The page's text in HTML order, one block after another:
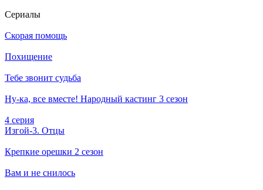
Се­риа­лы
Скорая помощь
Похищение
Тебе звонит судьба
Ну-ка, все вместе! Народный кастинг 3 сезон
4 серия
Изгой-3. Отцы
Крепкие орешки 2 сезон
Вам и не снилось